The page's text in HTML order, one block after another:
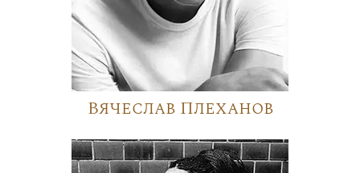
Вячеслав Плеханов